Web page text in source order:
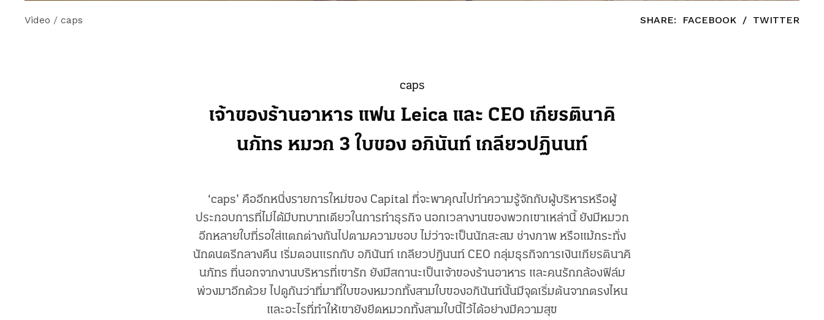
Video / caps SHARE: FACEBOOK / TWITTER
caps
เจ้าของร้านอาหาร แฟน Leica และ CEO เกียรตินาคิ
นภัทร หมวก 3 ใบของ อภินันท์ เกลียวปฏินนท์
‘caps’ คืออีกหนึ่งรายการใหม่ของ Capital ที่จะพาคุณไปทำความรู้จักกับผู้บริหารหรือผู้
ประกอบการที่ไม่ได้มีบทบาทเดียวในการทำธุรกิจ นอกเวลางานของพวกเขาเหล่านี้ ยังมีหมวก
อีกหลายใบที่รอใส่แตกต่างกันไปตามความชอบ ไม่ว่าจะเป็นนักสะสม ช่างภาพ หรือแม้กระทั่ง
นักดนตรีกลางคืน เริ่มตอนแรกกับ อภินันท์ เกลียวปฏินนท์ CEO กลุ่มธุรกิจการเงินเกียรตินาคิ
นภัทร ที่นอกจากงานบริหารที่เขารัก ยังมีสถานะเป็นเจ้าของร้านอาหาร และคนรักกล้องฟิล์ม
พ่วงมาอีกด้วย ไปดูกันว่าที่มาที่ใบของหมวกทั้งสามใบของอภินันท์นั้นมีจุดเริ่มต้นจากตรงไหน
และอะไรที่ทำให้เขายังยึดหมวกทั้งสามใบนี้ไว้ได้อย่างมีความสุข